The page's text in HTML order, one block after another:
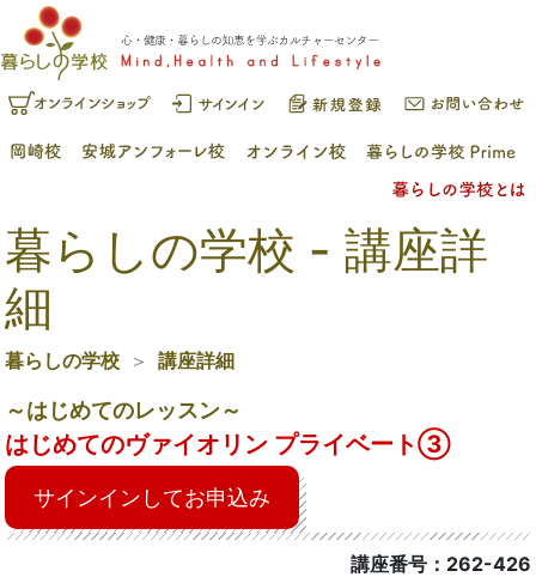
暮らしの学校 - 講座詳
細
暮らしの学校 講座詳細
～はじめてのレッスン～
はじめてのヴァイオリン プライベート➂
サインインしてお申込み
講座番号：262-426